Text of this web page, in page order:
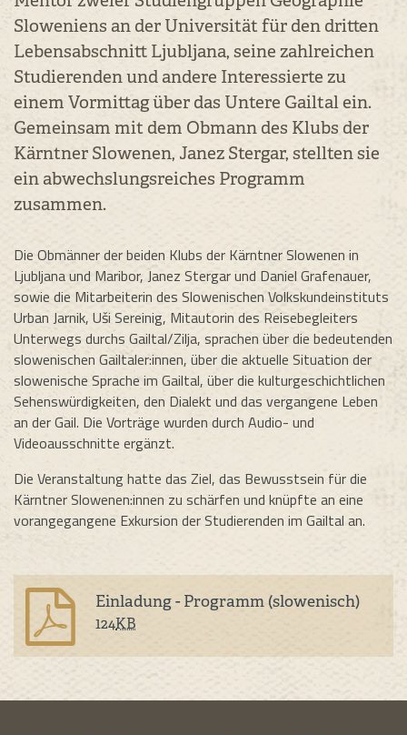
Sloweniens an der Universität für den dritten
Lebensabschnitt Ljubljana, seine zahlreichen
Studierenden und andere Interessierte zu
einem Vormittag über das Untere Gailtal ein.
Gemeinsam mit dem Obmann des Klubs der
Kärntner Slowenen, Janez Stergar, stellten sie
ein abwechslungsreiches Programm
zusammen.
Die Obmänner der beiden Klubs der Kärntner Slowenen in
Ljubljana und Maribor, Janez Stergar und Daniel Grafenauer,
sowie die Mitarbeiterin des Slowenischen Volkskundeinstituts
Urban Jarnik, Uši Sereinig, Mitautorin des Reisebegleiters
Unterwegs durchs Gailtal/Zilja, sprachen über die bedeutenden
slowenischen Gailtaler:innen, über die aktuelle Situation der
slowenische Sprache im Gailtal, über die kulturgeschichtlichen
Sehenswürdigkeiten, den Dialekt und das vergangene Leben
an der Gail. Die Vorträge wurden durch Audio- und
Videoausschnitte ergänzt.
Die Veranstaltung hatte das Ziel, das Bewusstsein für die
Kärntner Slowenen:innen zu schärfen und knüpfte an eine
vorangegangene Exkursion der Studierenden im Gailtal an.
Einladung - Programm (slowenisch)
124KB